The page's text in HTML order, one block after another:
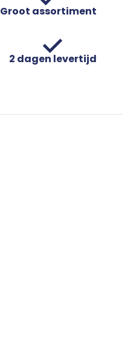
Groot assortiment
2 dagen levertijd